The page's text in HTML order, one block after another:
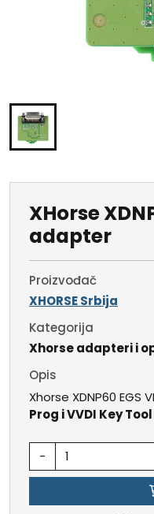
XHorse
adapter
Proizvođač
XHORSE Srbija
Kategorija
Xhorse adapteri i
Opis
Xhorse XDNP60 EGS
Prog i VVDI Key
-